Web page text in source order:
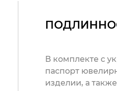
В комплекте с
паспорт
изделии, а